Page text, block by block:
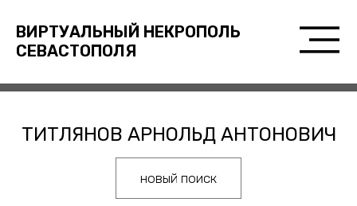
ВИРТУАЛЬНЫЙ НЕКРОПОЛЬ
СЕВАСТОПОЛЯ
ТИТЛЯНОВ АРНОЛЬД АНТОНОВИЧ
новый поиск